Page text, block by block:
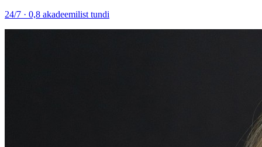
24/7 · 0,8 akadeemilist tundi